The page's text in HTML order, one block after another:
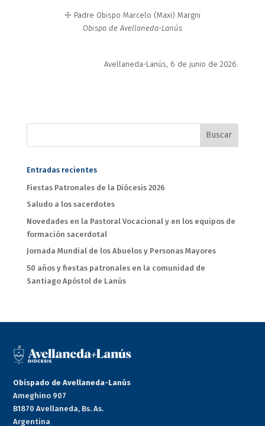
☩ Padre Obispo Marcelo (Maxi) Margni
Obispo de Avellaneda-Lanús
Avellaneda-Lanús, 6 de junio de 2026.
Entradas recientes
Fiestas Patronales de la Diócesis 2026
Saludo a los sacerdotes
Novedades en la Pastoral Vocacional y en los equipos de
formación sacerdotal
Jornada Mundial de los Abuelos y Personas Mayores
50 años y fiestas patronales en la comunidad de
Santiago Apóstol de Lanús
Obispado de Avellaneda-Lanús
Ameghino 907
B1870 Avellaneda, Bs. As.
Argentina